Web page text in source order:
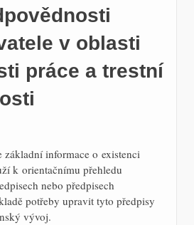
v oblasti
práce a trestní
informace o existenci
k orientačnímu přehledu
nebo předpisech
potřeby upravit tyto předpisy
vývoj.